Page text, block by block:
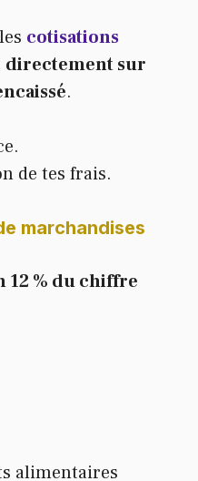
cotisations
directement sur
.
de tes frais.
marchandises
12 % du chiffre
alimentaires